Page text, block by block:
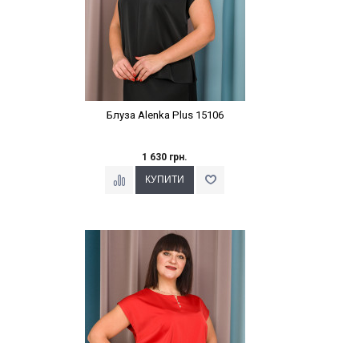
Блуза Alenka Plus 15106
1 630 грн.
Наклейки Варіант з %